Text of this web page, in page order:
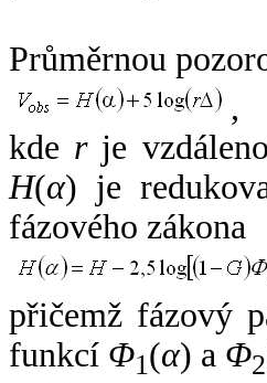
Průměrnou
,
kde rje
H(α) je
fázového zákona
přičemž fázový
funkcí Φ1(α) a Φ2